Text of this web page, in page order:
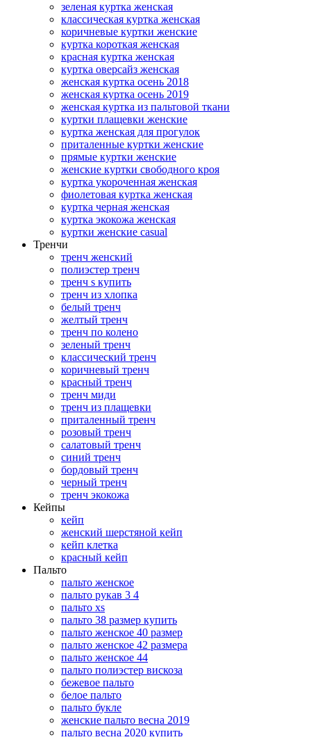
зеленая куртка женская
классическая куртка женская
коричневые куртки женские
куртка короткая женская
красная куртка женская
куртка оверсайз женская
женская куртка осень 2018
женская куртка осень 2019
женская куртка из пальтовой ткани
куртки плащевки женские
куртка женская для прогулок
приталенные куртки женские
прямые куртки женские
женские куртки свободного кроя
куртка укороченная женская
фиолетовая куртка женская
куртка черная женская
куртка экокожа женская
куртки женские casual
Тренчи
тренч женский
полиэстер тренч
тренч s купить
тренч из хлопка
белый тренч
желтый тренч
тренч по колено
зеленый тренч
классический тренч
коричневый тренч
красный тренч
тренч миди
тренч из плащевки
приталенный тренч
розовый тренч
салатовый тренч
синий тренч
бордовый тренч
черный тренч
тренч экокожа
Кейпы
кейп
женский шерстяной кейп
кейп клетка
красный кейп
Пальто
пальто женское
пальто рукав 3 4
пальто xs
пальто 38 размер купить
пальто женское 40 размер
пальто женское 42 размера
пальто женское 44
пальто полиэстер вискоза
бежевое пальто
белое пальто
пальто букле
женские пальто весна 2019
пальто весна 2020 купить